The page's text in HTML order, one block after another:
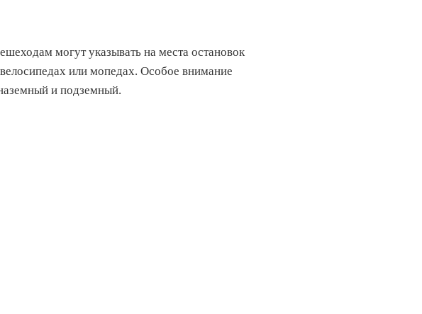
могут указывать на места остановок
или мопедах. Особое внимание
и подземный.